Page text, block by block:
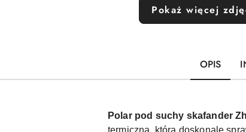
Pokaż więcej
OPIS
Polar pod suchy skafander